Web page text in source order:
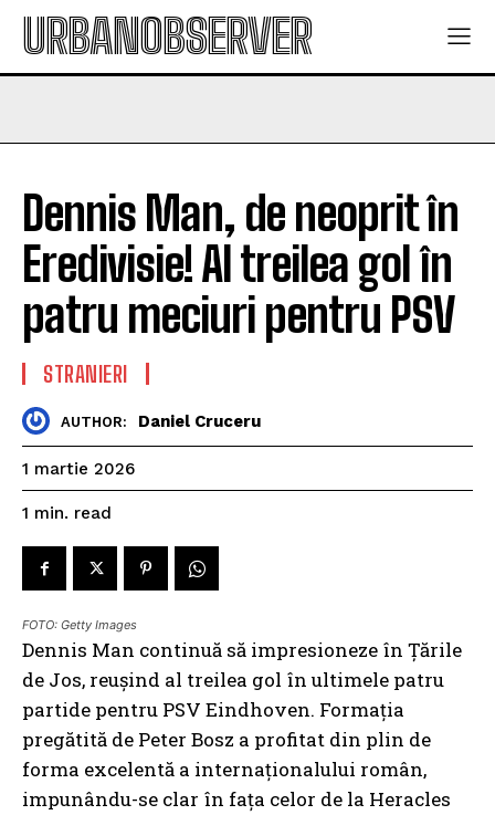
URBANOBSERVER
Dennis Man, de neoprit în
Eredivisie! Al treilea gol în
patru meciuri pentru PSV
STRANIERI
AUTHOR: Daniel Cruceru
1 martie 2026
1 min. read
FOTO: Getty Images
Dennis Man continuă să impresioneze în Țările
de Jos, reușind al treilea gol în ultimele patru
partide pentru PSV Eindhoven. Formația
pregătită de Peter Bosz a profitat din plin de
forma excelentă a internaționalului român,
impunându-se clar în fața celor de la Heracles